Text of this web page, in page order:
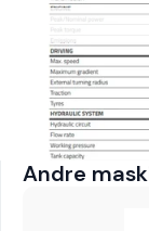
Andre